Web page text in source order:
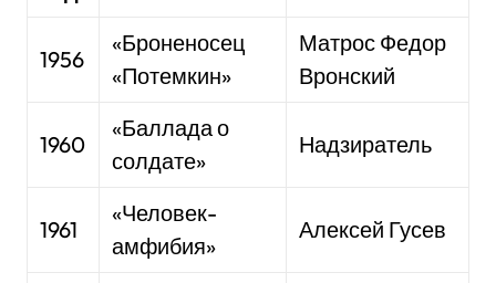
1956
«Броненосец
«Потемкин»
Матрос Федор
Вронский
1960
«Баллада о
солдате»
Надзиратель
1961
«Человек-
амфибия»
Алексей Гусев